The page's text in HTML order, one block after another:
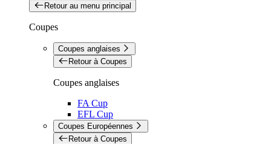
Retour au menu principal
Coupes
Coupes anglaises
Retour à Coupes
Coupes anglaises
FA Cup
EFL Cup
Coupes Européennes
Retour à Coupes